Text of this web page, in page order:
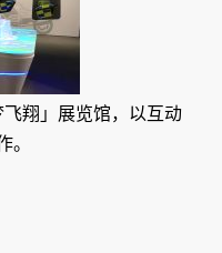
翔」展览馆，以互动